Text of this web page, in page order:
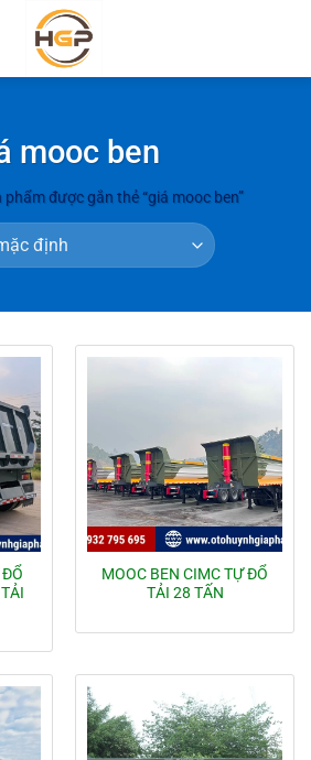
mooc ben
phẩm được gắn thẻ “giá mooc ben”
ĐỔ
MOOC BEN CIMC TỰ ĐỔ
TẢI 28 TẤN